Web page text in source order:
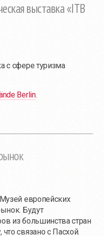
выставка «ITB
с сфере туризма
Berlin.
европейских
Будут
из большинства стран
связано с Пасхой.